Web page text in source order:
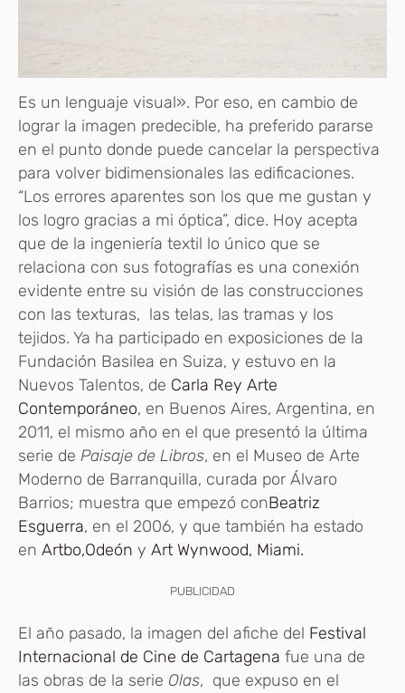
Es un lenguaje visual». Por eso, en cambio de
lograr la imagen predecible, ha preferido pararse
en el punto donde puede cancelar la perspectiva
para volver bidimensionales las edificaciones.
“Los errores aparentes son los que me gustan y
los logro gracias a mi óptica”, dice. Hoy acepta
que de la ingeniería textil lo único que se
relaciona con sus fotografías es una conexión
evidente entre su visión de las construcciones
con las texturas, las telas, las tramas y los
tejidos. Ya ha participado en exposiciones de la
Fundación Basilea en Suiza, y estuvo en la
Nuevos Talentos, de Carla Rey Arte
Contemporáneo, en Buenos Aires, Argentina, en
2011, el mismo año en el que presentó la última
serie de Paisaje de Libros, en el Museo de Arte
Moderno de Barranquilla, curada por Álvaro
Barrios; muestra que empezó conBeatriz
Esguerra, en el 2006, y que también ha estado
en Artbo,Odeón y Art Wynwood, Miami.
PUBLICIDAD
El año pasado, la imagen del afiche del Festival
Internacional de Cine de Cartagena fue una de
las obras de la serie Olas, que expuso en el